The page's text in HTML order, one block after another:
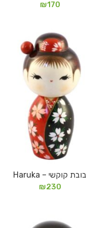
₪170
מידע נוסף
בובת קוקשי – Haruka
₪230